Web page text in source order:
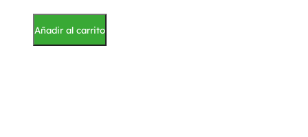
Añadir al carrito